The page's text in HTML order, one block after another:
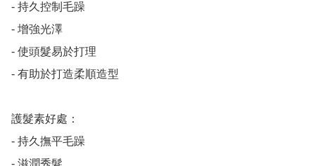
- 持久控制毛躁
- 增強光澤
- 使頭髮易於打理
- 有助於打造柔順造型
護髮素好處：
- 持久撫平毛躁